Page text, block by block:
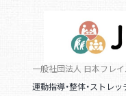
一般社団法人 日本フレ
運動指導・整体・ストレ